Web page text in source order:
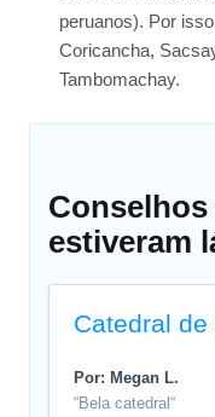
peruanos). Por
Coricancha,
Tambomachay.
estiveram
Catedral de
Por: Megan L.
“Bela catedral“